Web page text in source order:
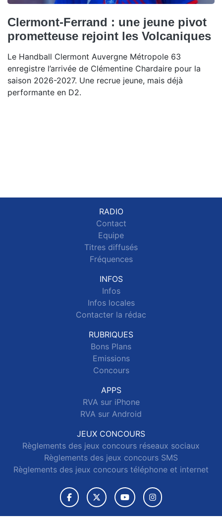
Clermont-Ferrand : une jeune pivot
prometteuse rejoint les Volcaniques
Le Handball Clermont Auvergne Métropole 63
enregistre l’arrivée de Clémentine Chardaire pour la
saison 2026-2027. Une recrue jeune, mais déjà
performante en D2.
RADIO
Contact
Equipe
Titres diffusés
Fréquences
INFOS
Infos
Infos locales
Contacter la rédac
RUBRIQUES
Bons Plans
Emissions
Concours
APPS
RVA sur iPhone
RVA sur Android
JEUX CONCOURS
Règlements des jeux concours réseaux sociaux
Règlements des jeux concours SMS
Règlements des jeux concours téléphone et internet